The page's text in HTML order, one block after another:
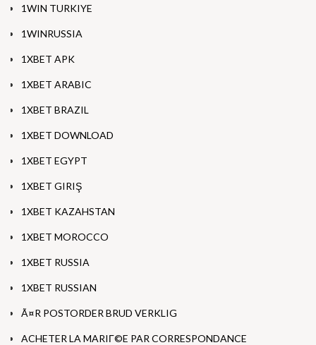
1WIN TURKIYE
1WINRUSSIA
1XBET APK
1XBET ARABIC
1XBET BRAZIL
1XBET DOWNLOAD
1XBET EGYPT
1XBET GIRIŞ
1XBET KAZAHSTAN
1XBET MOROCCO
1XBET RUSSIA
1XBET RUSSIAN
Ã¤R POSTORDER BRUD VERKLIG
ACHETER LA MARIГ©E PAR CORRESPONDANCE